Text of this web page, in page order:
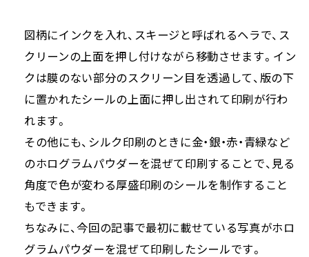
図柄にインクを入れ、スキージと呼ばれるヘラで、ス
クリーンの上面を押し付けながら移動させます。イン
クは膜のない部分のスクリーン目を透過して、版の下
に置かれたシールの上面に押し出されて印刷が行わ
れます。
その他にも、シルク印刷のときに金・銀・赤・青緑など
のホログラムパウダーを混ぜて印刷することで、見る
角度で色が変わる厚盛印刷のシールを制作すること
もできます。
ちなみに、今回の記事で最初に載せている写真がホロ
グラムパウダーを混ぜて印刷したシールです。